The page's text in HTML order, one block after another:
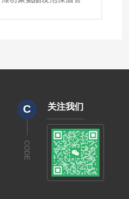
C
CODE
关注我们